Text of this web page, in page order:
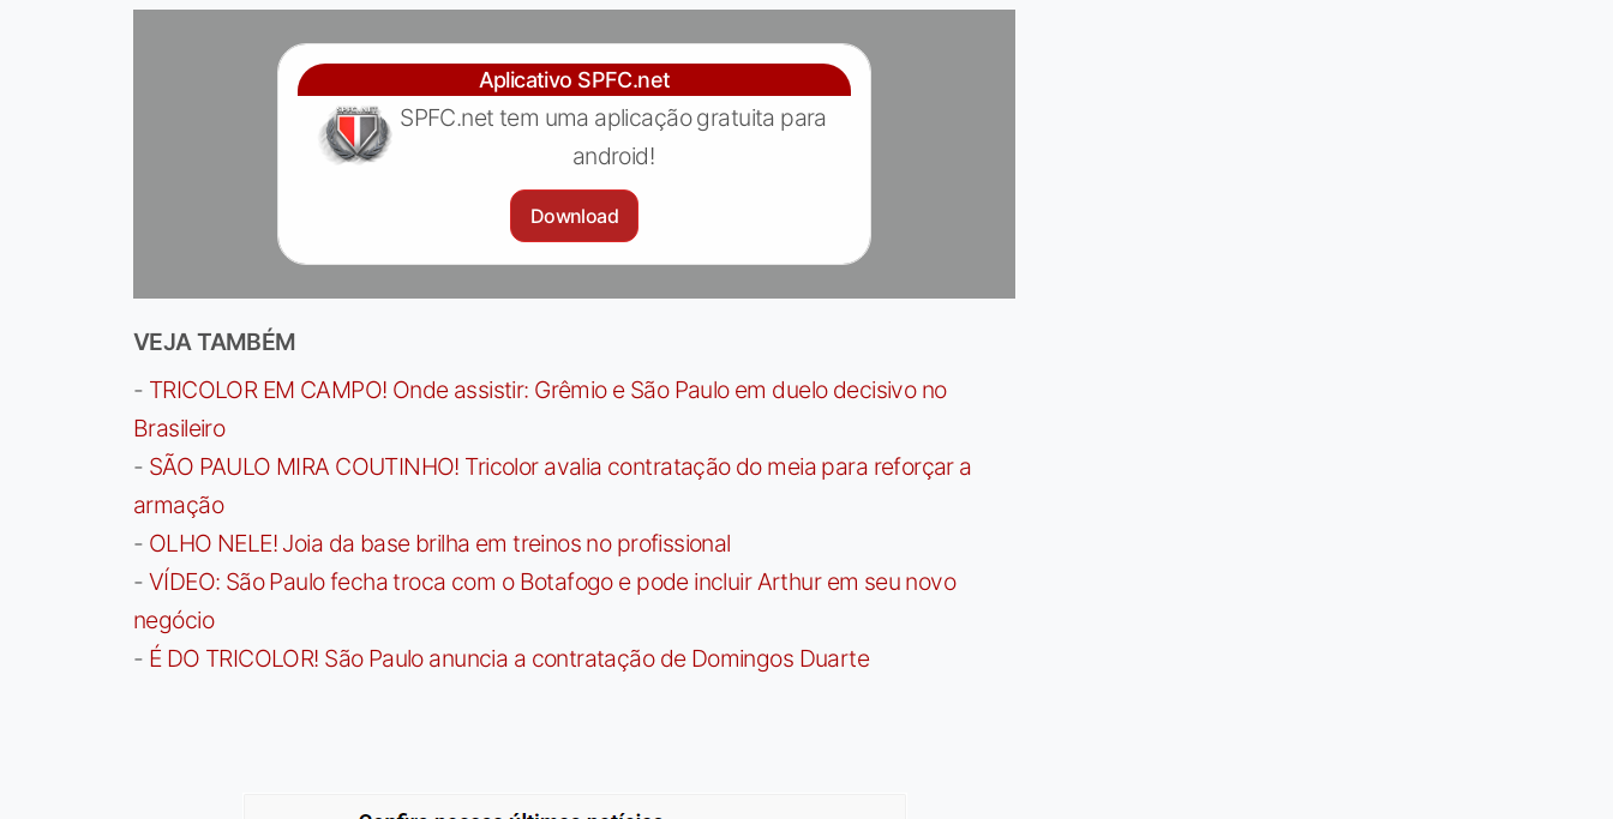
Aplicativo SPFC.net
SPFC.net tem uma aplicação gratuita para
android!
Download
VEJA TAMBÉM
- TRICOLOR EM CAMPO! Onde assistir: Grêmio e São Paulo em duelo decisivo no
Brasileiro
- SÃO PAULO MIRA COUTINHO! Tricolor avalia contratação do meia para reforçar a
armação
- OLHO NELE! Joia da base brilha em treinos no profissional
- VÍDEO: São Paulo fecha troca com o Botafogo e pode incluir Arthur em seu novo
negócio
- É DO TRICOLOR! São Paulo anuncia a contratação de Domingos Duarte